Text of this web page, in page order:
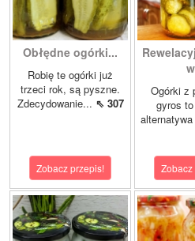
Obłędne ogórki...
Robię te ogórki już
trzeci rok, są pyszne.
Zdecydowanie... ⇖ 307
Zobacz przepis!
Ogórki z
gyros